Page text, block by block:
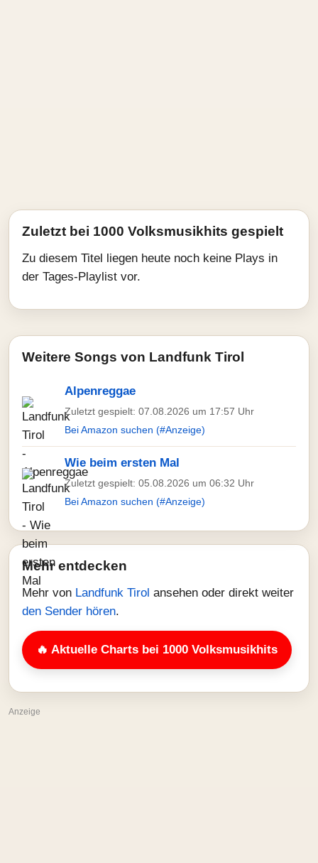
Zuletzt bei 1000 Volksmusikhits gespielt
Zu diesem Titel liegen heute noch keine Plays in
der Tages-Playlist vor.
Weitere Songs von Landfunk Tirol
Alpenreggae
Zuletzt gespielt: 07.08.2026 um 17:57 Uhr
Bei Amazon suchen (#Anzeige)
Wie beim ersten Mal
Zuletzt gespielt: 05.08.2026 um 06:32 Uhr
Bei Amazon suchen (#Anzeige)
Mehr entdecken
Mehr von Landfunk Tirol ansehen oder direkt weiter
den Sender hören.
🔥 Aktuelle Charts bei 1000 Volksmusikhits
Anzeige